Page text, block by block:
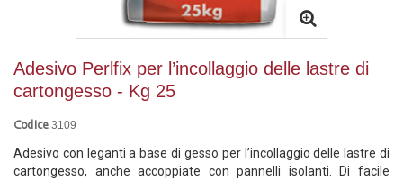
Adesivo Perlfix per l’incollaggio delle lastre di
cartongesso - Kg 25
Codice 3109
Adesivo con leganti a base di gesso per l’incollaggio delle lastre di
cartongesso, anche accoppiate con pannelli isolanti. Di facile